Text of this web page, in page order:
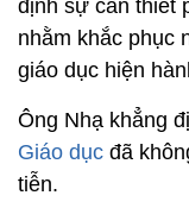
định sự cần thiết
nhằm khắc phục
giáo dục hiện
Ông Nhạ khẳng
Giáo dục đã
tiễn.